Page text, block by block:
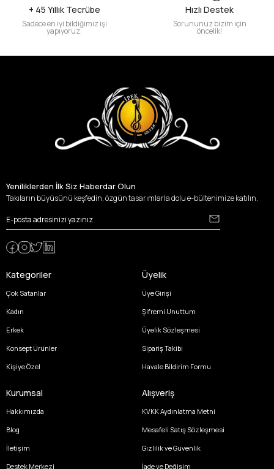
+ 45 Yıllık Tecrübe
Sadece en iyi bildiğimiz işi
yapıyoruz.
Hızlı Destek
Sorununuz bizim için
öncelik!
Yeniliklerden İlk Siz Haberdar Olun
Takıların büyüsünü keşfedin, özgün tasarımlarla dolu e-bültenimize katılın.
Kategoriler
Çok Satanlar
Kadın
Erkek
Konsept Ürünler
Kişiye Özel
Üyelik
Üye Girişi
Şifremi Unuttum
Üyelik Sözleşmesi
Sipariş Takibi
Havale Bildirim Formu
Kurumsal
Hakkımızda
Blog
İletişim
Destek Merkezi
Alışveriş
KVKK Aydınlatma Metni
Mesafeli Satış Sözleşmesi
Gizlilik ve Güvenlik
İade ve Değişim